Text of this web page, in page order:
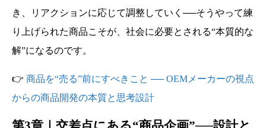
き、リアクションに応じて調整していく──そうやって練
り上げられた商品こそが、社会に必要とされる“本質的な
解”になるのです。
👉 商品を“売る”前にすべきこと ── OEMメーカーの視点
からの商品開発の本質と思考設計